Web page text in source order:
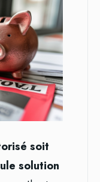
soit
solution